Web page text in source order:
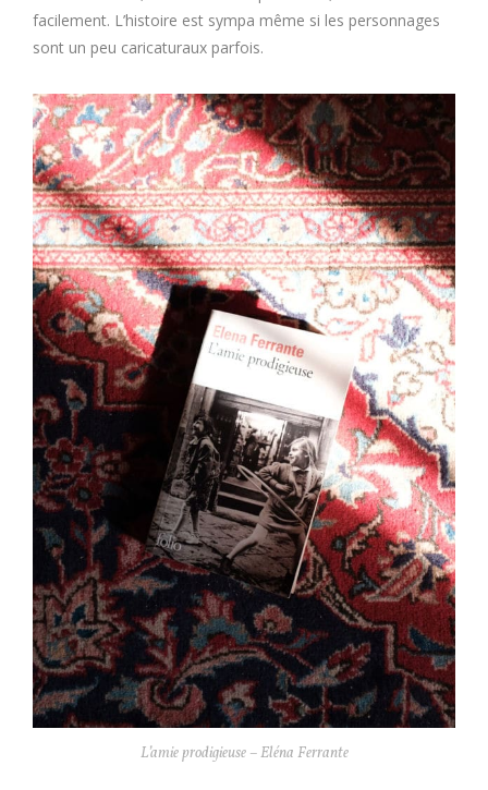
facilement. L’histoire est sympa même si les personnages
sont un peu caricaturaux parfois.
L’amie prodigieuse – Eléna Ferrante